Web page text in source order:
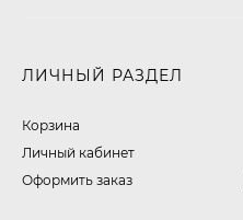
ЛИЧНЫЙ РАЗДЕЛ
Корзина
Личный кабинет
Оформить заказ